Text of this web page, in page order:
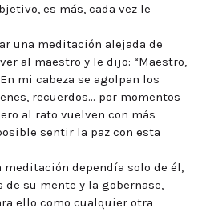
es más, cada vez le
una meditación alejada de
al maestro y le dijo: “Maestro,
mi cabeza se agolpan los
recuerdos… por momentos
al rato vuelven con más
sentir la paz con esta
dependía solo de él,
su mente y la gobernase,
ello como cualquier otra